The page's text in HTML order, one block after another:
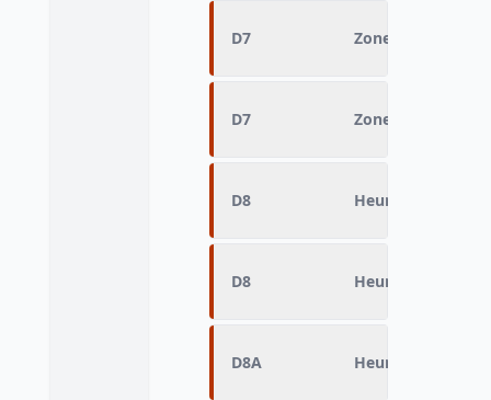
D7 Zone fine
D7 Zone fine
D8 Heure d'arrivée
D8 Heure d'arrivée
D8A Heure d'arrivée